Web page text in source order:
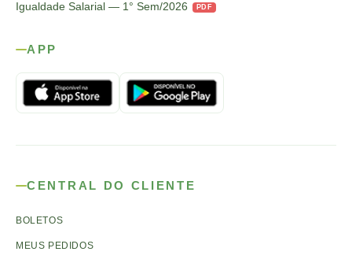
Igualdade Salarial — 1° Sem/2026
PDF
APP
CENTRAL DO CLIENTE
BOLETOS
MEUS PEDIDOS